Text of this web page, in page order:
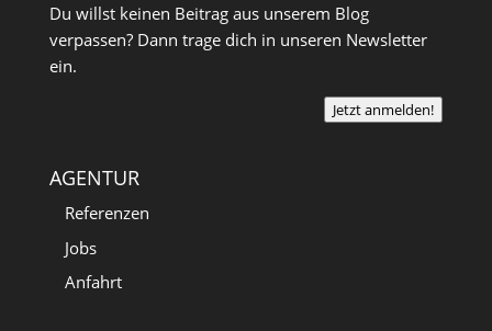
Du willst keinen Beitrag aus unserem Blog
verpassen? Dann trage dich in unseren Newsletter
ein.
Jetzt anmelden!
AGENTUR
Referenzen
Jobs
Anfahrt